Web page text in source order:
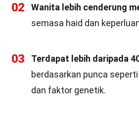
02 Wanita lebih cenderung
semasa haid dan
03 Terdapat lebih daripada
berdasarkan punca
dan faktor genetik.